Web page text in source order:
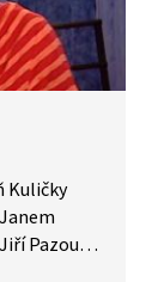
Kuličky
Pazour